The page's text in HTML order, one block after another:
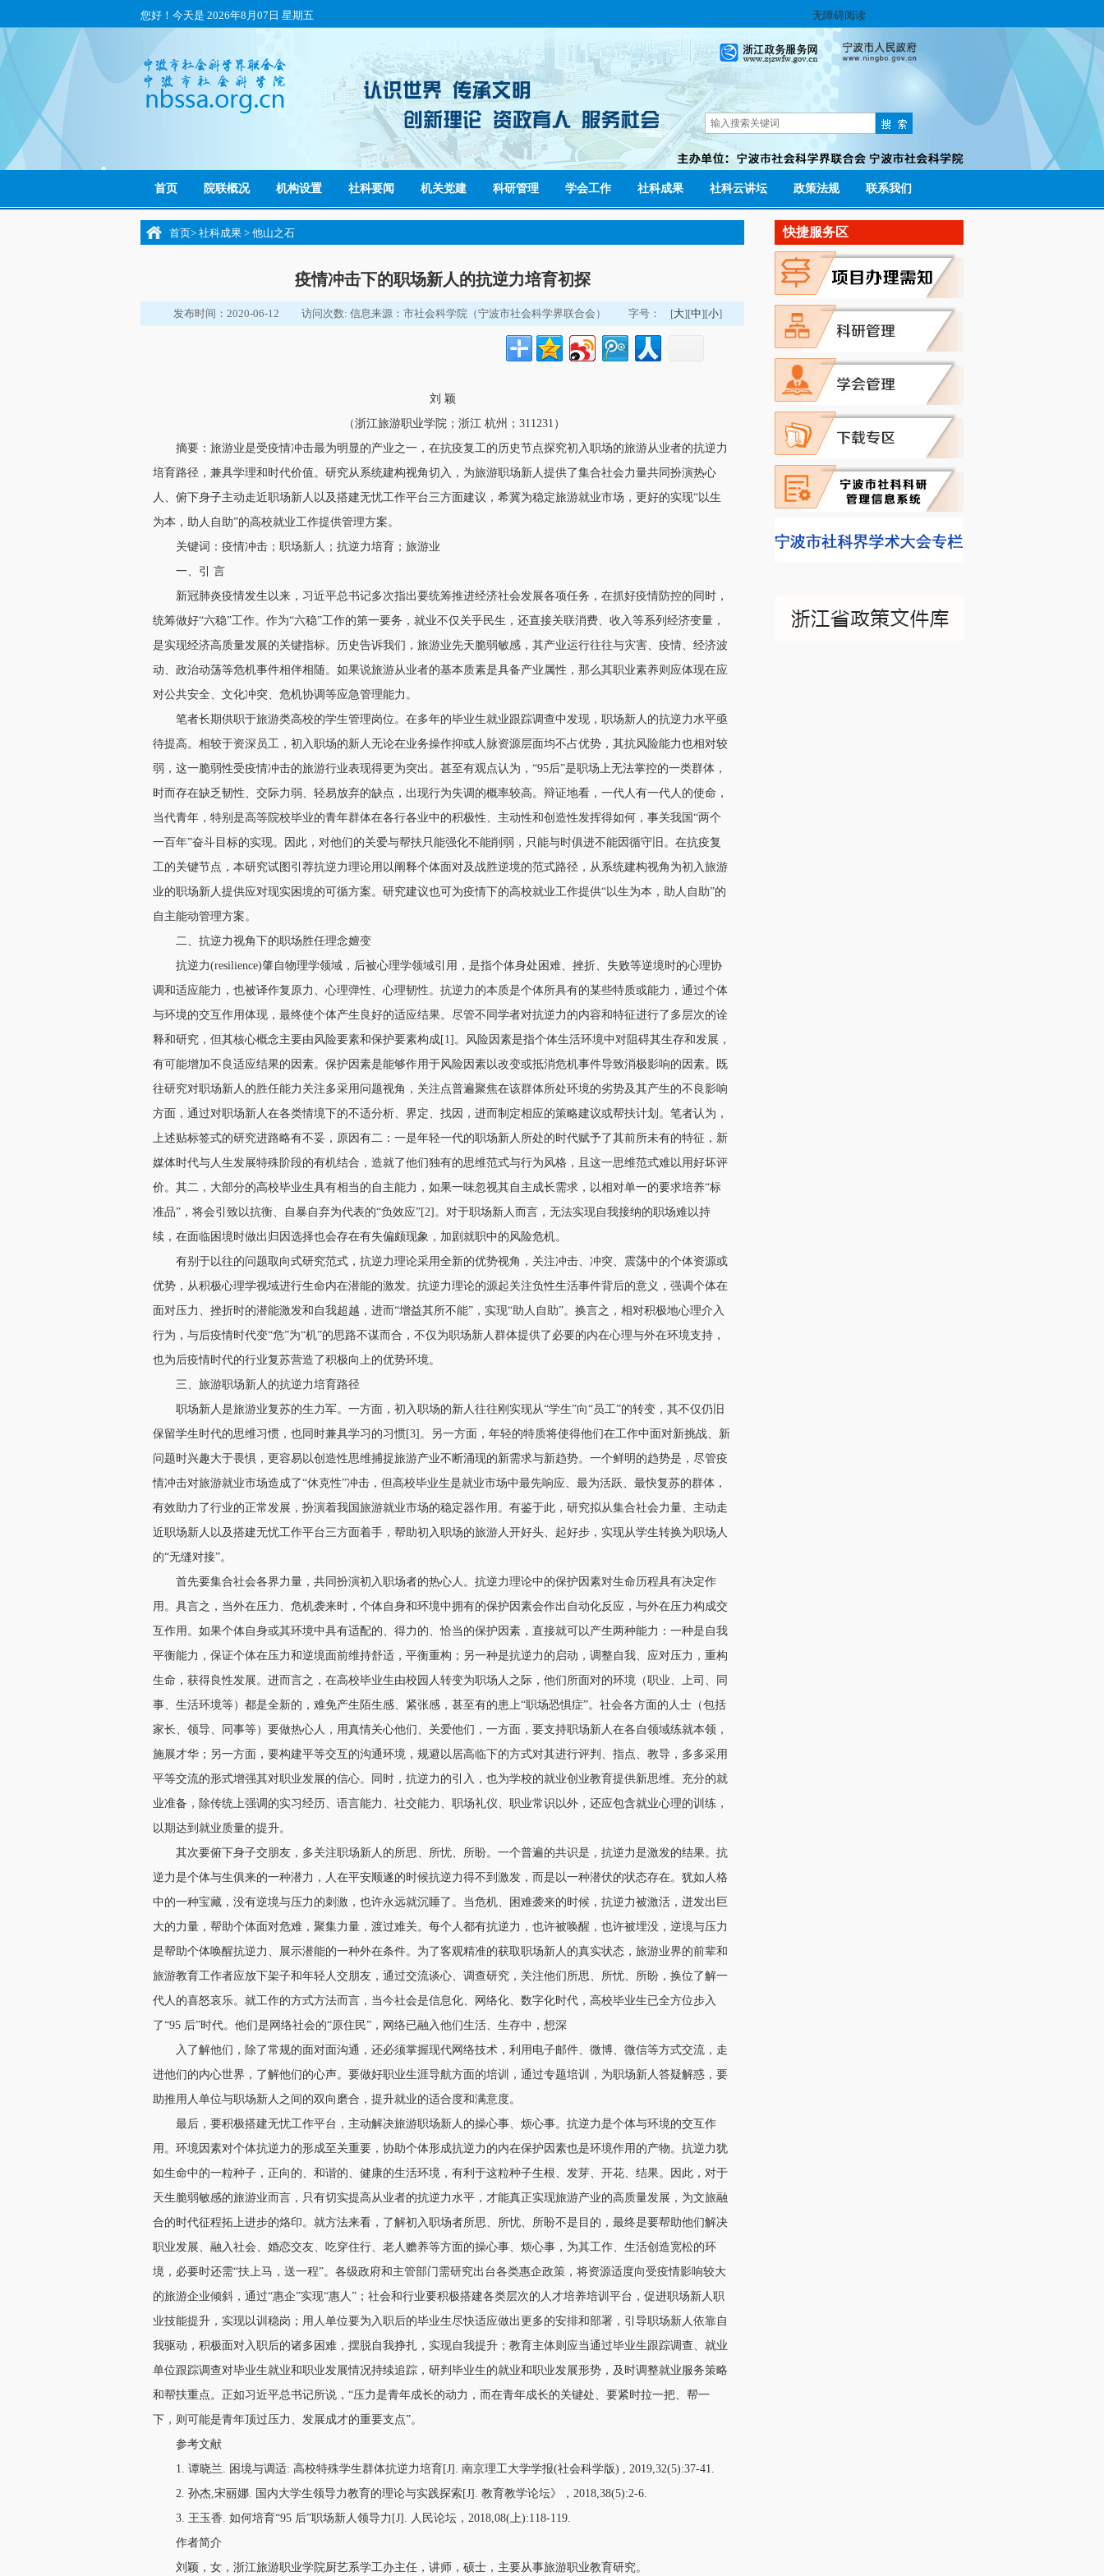
您好！今天是 2026年8月07日 星期五 无障碍阅读
首页 院联概况 机构设置 社科要闻 机关党建 科研管理 学会工作 社科成果 社科云讲坛 政策法规 联系我们
首页> 社科成果 > 他山之石
疫情冲击下的职场新人的抗逆力培育初探
发布时间：2020-06-12 访问次数: 信息来源：市社会科学院（宁波市社会科学界联合会） 字号： [大][中][小]
刘 颖
（浙江旅游职业学院；浙江 杭州；311231）
摘要：旅游业是受疫情冲击最为明显的产业之一，在抗疫复工的历史节点探究初入职场的旅游从业者的抗逆力
培育路径，兼具学理和时代价值。研究从系统建构视角切入，为旅游职场新人提供了集合社会力量共同扮演热心
人、俯下身子主动走近职场新人以及搭建无忧工作平台三方面建议，希冀为稳定旅游就业市场，更好的实现“以生
为本，助人自助”的高校就业工作提供管理方案。
关键词：疫情冲击；职场新人；抗逆力培育；旅游业
一、引 言
新冠肺炎疫情发生以来，习近平总书记多次指出要统筹推进经济社会发展各项任务，在抓好疫情防控的同时，
统筹做好“六稳”工作。作为“六稳”工作的第一要务，就业不仅关乎民生，还直接关联消费、收入等系列经济变量，
是实现经济高质量发展的关键指标。历史告诉我们，旅游业先天脆弱敏感，其产业运行往往与灾害、疫情、经济波
动、政治动荡等危机事件相伴相随。如果说旅游从业者的基本质素是具备产业属性，那么其职业素养则应体现在应
对公共安全、文化冲突、危机协调等应急管理能力。
笔者长期供职于旅游类高校的学生管理岗位。在多年的毕业生就业跟踪调查中发现，职场新人的抗逆力水平亟
待提高。相较于资深员工，初入职场的新人无论在业务操作抑或人脉资源层面均不占优势，其抗风险能力也相对较
弱，这一脆弱性受疫情冲击的旅游行业表现得更为突出。甚至有观点认为，“95后”是职场上无法掌控的一类群体，
时而存在缺乏韧性、交际力弱、轻易放弃的缺点，出现行为失调的概率较高。辩证地看，一代人有一代人的使命，
当代青年，特别是高等院校毕业的青年群体在各行各业中的积极性、主动性和创造性发挥得如何，事关我国“两个
一百年”奋斗目标的实现。因此，对他们的关爱与帮扶只能强化不能削弱，只能与时俱进不能因循守旧。在抗疫复
工的关键节点，本研究试图引荐抗逆力理论用以阐释个体面对及战胜逆境的范式路径，从系统建构视角为初入旅游
业的职场新人提供应对现实困境的可循方案。研究建议也可为疫情下的高校就业工作提供“以生为本，助人自助”的
自主能动管理方案。
二、抗逆力视角下的职场胜任理念嬗变
抗逆力(resilience)肇自物理学领域，后被心理学领域引用，是指个体身处困难、挫折、失败等逆境时的心理协
调和适应能力，也被译作复原力、心理弹性、心理韧性。抗逆力的本质是个体所具有的某些特质或能力，通过个体
与环境的交互作用体现，最终使个体产生良好的适应结果。尽管不同学者对抗逆力的内容和特征进行了多层次的诠
释和研究，但其核心概念主要由风险要素和保护要素构成[1]。风险因素是指个体生活环境中对阻碍其生存和发展，
有可能增加不良适应结果的因素。保护因素是能够作用于风险因素以改变或抵消危机事件导致消极影响的因素。既
往研究对职场新人的胜任能力关注多采用问题视角，关注点普遍聚焦在该群体所处环境的劣势及其产生的不良影响
方面，通过对职场新人在各类情境下的不适分析、界定、找因，进而制定相应的策略建议或帮扶计划。笔者认为，
上述贴标签式的研究进路略有不妥，原因有二：一是年轻一代的职场新人所处的时代赋予了其前所未有的特征，新
媒体时代与人生发展特殊阶段的有机结合，造就了他们独有的思维范式与行为风格，且这一思维范式难以用好坏评
价。其二，大部分的高校毕业生具有相当的自主能力，如果一味忽视其自主成长需求，以相对单一的要求培养“标
准品”，将会引致以抗衡、自暴自弃为代表的“负效应”[2]。对于职场新人而言，无法实现自我接纳的职场难以持
续，在面临困境时做出归因选择也会存在有失偏颇现象，加剧就职中的风险危机。
有别于以往的问题取向式研究范式，抗逆力理论采用全新的优势视角，关注冲击、冲突、震荡中的个体资源或
优势，从积极心理学视域进行生命内在潜能的激发。抗逆力理论的源起关注负性生活事件背后的意义，强调个体在
面对压力、挫折时的潜能激发和自我超越，进而“增益其所不能”，实现“助人自助”。换言之，相对积极地心理介入
行为，与后疫情时代变“危”为“机”的思路不谋而合，不仅为职场新人群体提供了必要的内在心理与外在环境支持，
也为后疫情时代的行业复苏营造了积极向上的优势环境。
三、旅游职场新人的抗逆力培育路径
职场新人是旅游业复苏的生力军。一方面，初入职场的新人往往刚实现从“学生”向“员工”的转变，其不仅仍旧
保留学生时代的思维习惯，也同时兼具学习的习惯[3]。另一方面，年轻的特质将使得他们在工作中面对新挑战、新
问题时兴趣大于畏惧，更容易以创造性思维捕捉旅游产业不断涌现的新需求与新趋势。一个鲜明的趋势是，尽管疫
情冲击对旅游就业市场造成了“休克性”冲击，但高校毕业生是就业市场中最先响应、最为活跃、最快复苏的群体，
有效助力了行业的正常发展，扮演着我国旅游就业市场的稳定器作用。有鉴于此，研究拟从集合社会力量、主动走
近职场新人以及搭建无忧工作平台三方面着手，帮助初入职场的旅游人开好头、起好步，实现从学生转换为职场人
的“无缝对接”。
首先要集合社会各界力量，共同扮演初入职场者的热心人。抗逆力理论中的保护因素对生命历程具有决定作
用。具言之，当外在压力、危机袭来时，个体自身和环境中拥有的保护因素会作出自动化反应，与外在压力构成交
互作用。如果个体自身或其环境中具有适配的、得力的、恰当的保护因素，直接就可以产生两种能力：一种是自我
平衡能力，保证个体在压力和逆境面前维持舒适，平衡重构；另一种是抗逆力的启动，调整自我、应对压力，重构
生命，获得良性发展。进而言之，在高校毕业生由校园人转变为职场人之际，他们所面对的环境（职业、上司、同
事、生活环境等）都是全新的，难免产生陌生感、紧张感，甚至有的患上“职场恐惧症”。社会各方面的人士（包括
家长、领导、同事等）要做热心人，用真情关心他们、关爱他们，一方面，要支持职场新人在各自领域练就本领，
施展才华；另一方面，要构建平等交互的沟通环境，规避以居高临下的方式对其进行评判、指点、教导，多多采用
平等交流的形式增强其对职业发展的信心。同时，抗逆力的引入，也为学校的就业创业教育提供新思维。充分的就
业准备，除传统上强调的实习经历、语言能力、社交能力、职场礼仪、职业常识以外，还应包含就业心理的训练，
以期达到就业质量的提升。
其次要俯下身子交朋友，多关注职场新人的所思、所忧、所盼。一个普遍的共识是，抗逆力是激发的结果。抗
逆力是个体与生俱来的一种潜力，人在平安顺遂的时候抗逆力得不到激发，而是以一种潜伏的状态存在。犹如人格
中的一种宝藏，没有逆境与压力的刺激，也许永远就沉睡了。当危机、困难袭来的时候，抗逆力被激活，迸发出巨
大的力量，帮助个体面对危难，聚集力量，渡过难关。每个人都有抗逆力，也许被唤醒，也许被埋没，逆境与压力
是帮助个体唤醒抗逆力、展示潜能的一种外在条件。为了客观精准的获取职场新人的真实状态，旅游业界的前辈和
旅游教育工作者应放下架子和年轻人交朋友，通过交流谈心、调查研究，关注他们所思、所忧、所盼，换位了解一
代人的喜怒哀乐。就工作的方式方法而言，当今社会是信息化、网络化、数字化时代，高校毕业生已全方位步入
了“95 后”时代。他们是网络社会的“原住民”，网络已融入他们生活、生存中，想深
入了解他们，除了常规的面对面沟通，还必须掌握现代网络技术，利用电子邮件、微博、微信等方式交流，走
进他们的内心世界，了解他们的心声。要做好职业生涯导航方面的培训，通过专题培训，为职场新人答疑解惑，要
助推用人单位与职场新人之间的双向磨合，提升就业的适合度和满意度。
最后，要积极搭建无忧工作平台，主动解决旅游职场新人的操心事、烦心事。抗逆力是个体与环境的交互作
用。环境因素对个体抗逆力的形成至关重要，协助个体形成抗逆力的内在保护因素也是环境作用的产物。抗逆力犹
如生命中的一粒种子，正向的、和谐的、健康的生活环境，有利于这粒种子生根、发芽、开花、结果。因此，对于
天生脆弱敏感的旅游业而言，只有切实提高从业者的抗逆力水平，才能真正实现旅游产业的高质量发展，为文旅融
合的时代征程拓上进步的烙印。就方法来看，了解初入职场者所思、所忧、所盼不是目的，最终是要帮助他们解决
职业发展、融入社会、婚恋交友、吃穿住行、老人赡养等方面的操心事、烦心事，为其工作、生活创造宽松的环
境，必要时还需“扶上马，送一程”。各级政府和主管部门需研究出台各类惠企政策，将资源适度向受疫情影响较大
的旅游企业倾斜，通过“惠企”实现“惠人”；社会和行业要积极搭建各类层次的人才培养培训平台，促进职场新人职
业技能提升，实现以训稳岗；用人单位要为入职后的毕业生尽快适应做出更多的安排和部署，引导职场新人依靠自
我驱动，积极面对入职后的诸多困难，摆脱自我挣扎，实现自我提升；教育主体则应当通过毕业生跟踪调查、就业
单位跟踪调查对毕业生就业和职业发展情况持续追踪，研判毕业生的就业和职业发展形势，及时调整就业服务策略
和帮扶重点。正如习近平总书记所说，“压力是青年成长的动力，而在青年成长的关键处、要紧时拉一把、帮一
下，则可能是青年顶过压力、发展成才的重要支点”。
参考文献
1. 谭晓兰. 困境与调适: 高校特殊学生群体抗逆力培育[J]. 南京理工大学学报(社会科学版) , 2019,32(5):37-41.
2. 孙杰,宋丽娜. 国内大学生领导力教育的理论与实践探索[J]. 教育教学论坛》，2018,38(5):2-6.
3. 王玉香. 如何培育“95 后”职场新人领导力[J]. 人民论坛，2018,08(上):118-119.
作者简介
刘颖，女，浙江旅游职业学院厨艺系学工办主任，讲师，硕士，主要从事旅游职业教育研究。
快捷服务区